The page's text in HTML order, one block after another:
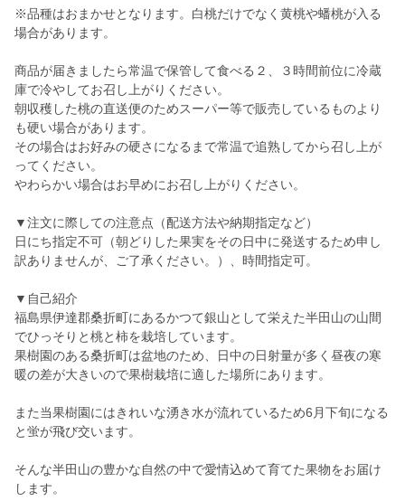
※品種はおまかせとなります。白桃だけでなく黄桃や蟠桃が入る
場合があります。
商品が届きましたら常温で保管して食べる２、３時間前位に冷蔵
庫で冷やしてお召し上がりください。
朝収穫した桃の直送便のためスーパー等で販売しているものより
も硬い場合があります。
その場合はお好みの硬さになるまで常温で追熟してから召し上が
ってください。
やわらかい場合はお早めにお召し上がりください。
▼注文に際しての注意点（配送方法や納期指定など）
日にち指定不可（朝どりした果実をその日中に発送するため申し
訳ありませんが、ご了承ください。）、時間指定可。
▼自己紹介
福島県伊達郡桑折町にあるかつて銀山として栄えた半田山の山間
でひっそりと桃と柿を栽培しています。
果樹園のある桑折町は盆地のため、日中の日射量が多く昼夜の寒
暖の差が大きいので果樹栽培に適した場所にあります。
また当果樹園にはきれいな湧き水が流れているため6月下旬になる
と蛍が飛び交います。
そんな半田山の豊かな自然の中で愛情込めて育てた果物をお届け
します。